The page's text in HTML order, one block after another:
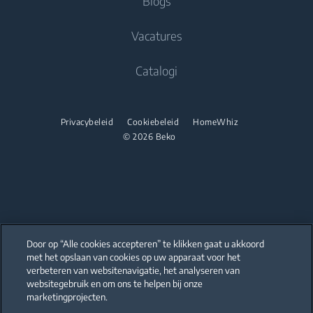
Koken
Vrijstaande microgolfovens
Afwassen
Vrijstaande vaatwassers
Geïntegreerde vaatwassers
Inbouw microgolfovens
Onderbouw dampkappen
Beko Professional
Vacatures
Catalogi
© 2026 Beko
Privacybeleid Cookiebeleid HomeWhiz
Our parent company, Beko has 55,000 employees throughout the world
with its global operations through its subsidiaries in 57 countries and 45
production facilities in 13 countries
(i.e. Türkiye, UK, Italy, Romania, Slovakia, Poland, South Africa, Russia,
Pakistan, India, Bangladesh, Thailand and China).
Door op “Alle cookies accepteren” te klikken gaat u akkoord
met het opslaan van cookies op uw apparaat voor het
verbeteren van websitenavigatie, het analyseren van
websitegebruik en om ons te helpen bij onze
marketingprojecten.